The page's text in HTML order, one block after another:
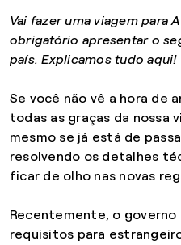
Vai fazer uma viagem para
obrigatório apresentar o
país. Explicamos tudo aqui!
Se você não vê a hora de
todas as graças da nossa
mesmo se já está de
resolvendo os detalhes
ficar de olho nas novas
Recentemente, o
requisitos para